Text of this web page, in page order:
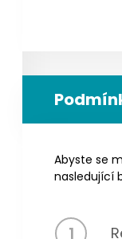
Abyste se
nasledující
1